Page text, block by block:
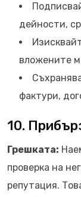
дейности,
вложените
фактури,
10.
Грешката:
проверка на
репутация.